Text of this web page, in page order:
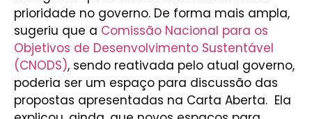
prioridade no governo. De forma mais ampla,
sugeriu que a Comissão Nacional para os
Objetivos de Desenvolvimento Sustentável
(CNODS), sendo reativada pelo atual governo,
poderia ser um espaço para discussão das
propostas apresentadas na Carta Aberta. Ela